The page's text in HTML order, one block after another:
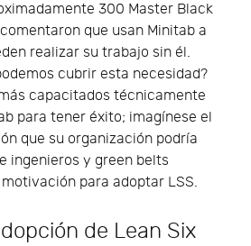
300 Master Black
que usan Minitab a
realizar su trabajo sin él.
cubrir esta necesidad?
capacitados técnicamente
para tener éxito; imagínese el
que su organización podría
ingenieros y green belts
para adoptar LSS.
de Lean Six